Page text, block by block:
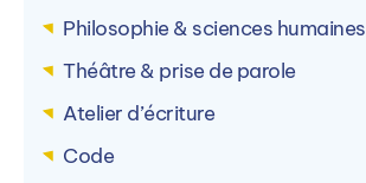
Philosophie & sciences humaines
Théâtre & prise de parole
Atelier d’écriture
Code